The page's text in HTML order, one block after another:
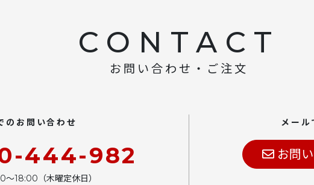
CONTACT
お問い合わせ・ご注文
のお問い合わせ
444-982
〜18:00（木曜定休日）
メー
お問